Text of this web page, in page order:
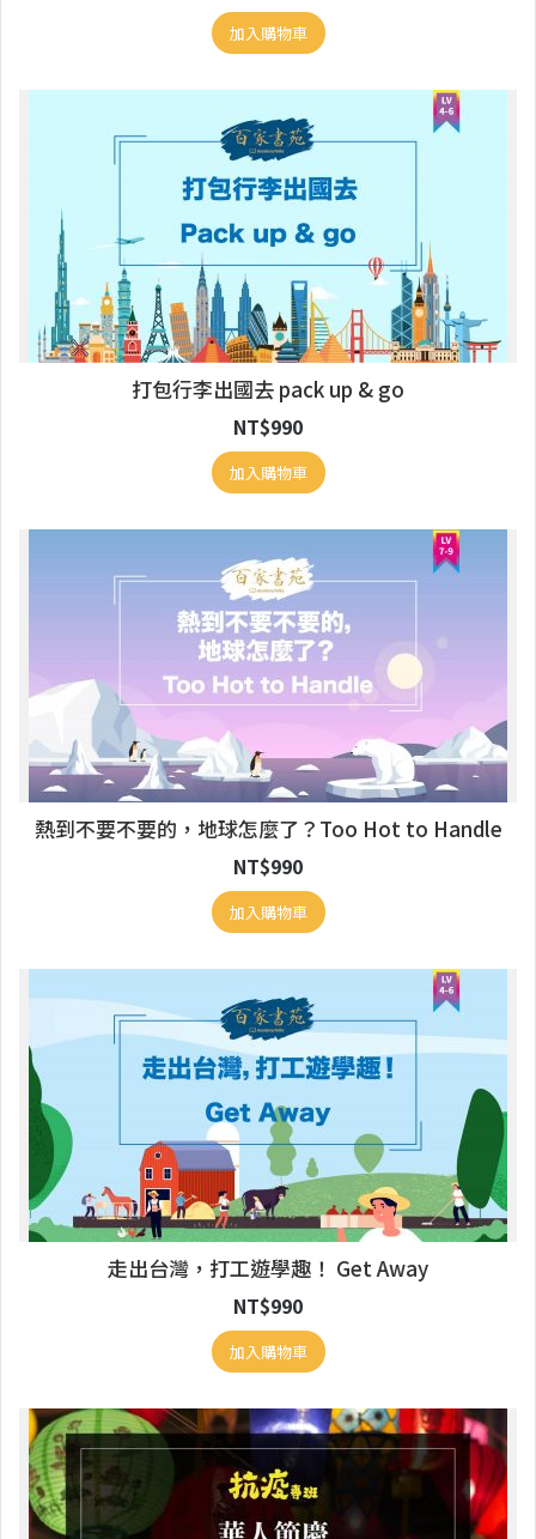
加入購物車
打包行李出國去 pack up & go
NT$990
加入購物車
熱到不要不要的，地球怎麼了？Too Hot to Handle
NT$990
加入購物車
走出台灣，打工遊學趣！ Get Away
NT$990
加入購物車